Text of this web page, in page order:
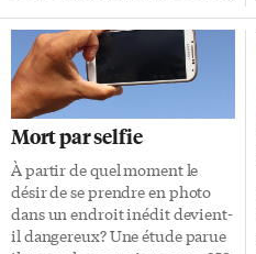
à cette école secondaire de
Viamonde de North York, met
en scène une pièce avec des
élèves de son cours. Une
comédie burlesque Panique au
Plazza, une pièce de l’auteur
britannique Ray Cooney, place
l’intrigue dans un hôtel. Louis,
vice-président d’un syndicat,
mais qui aspire à sa présidence,
Mort par selfie
À partir de quel moment le
désir de se prendre en photo
dans un endroit inédit devient-
il dangereux? Une étude parue